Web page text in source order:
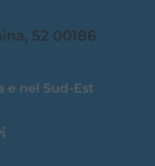
52 00186
e nel Sud-Est